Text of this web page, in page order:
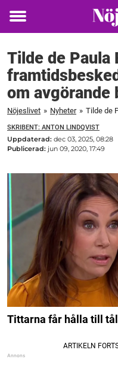
Toggle
Tilde de Paula
om avgörande
Nöjeslivet » Nyheter »
SKRIBENT: ANTON LINDQVIST
Uppdaterad: dec 03, 2025, 08:28
Publicerad: jun 09, 2020, 17:49
Tittarna får hålla till